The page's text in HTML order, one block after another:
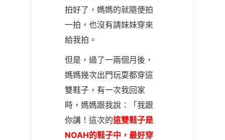
拍好了，媽媽的就隨便拍
一拍，也沒有請妹妹穿來
給我拍。
但是，過了一兩個月後，
媽媽幾次出門玩耍都穿這
雙鞋子，有一次我回家
時，媽媽跟我說：「我跟
你講！這次的這雙鞋子是
NOAH的鞋子中，最好穿